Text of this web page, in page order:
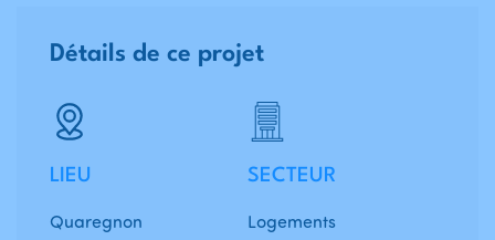
LIEU
Quaregnon
SECTEUR
Logements
Détails de ce projet